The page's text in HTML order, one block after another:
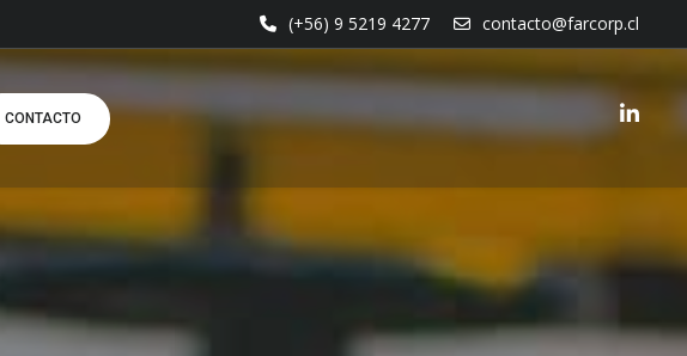
contacto@farcorp.cl
(+56) 9 5219 4277
CONTACTO